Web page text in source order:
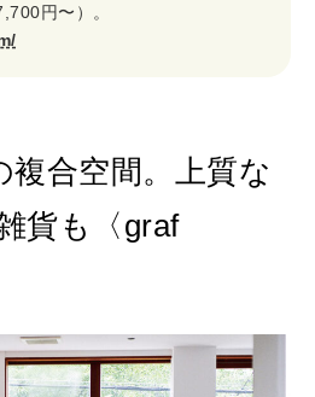
円〜）。
複合空間。上質な
貨も〈graf